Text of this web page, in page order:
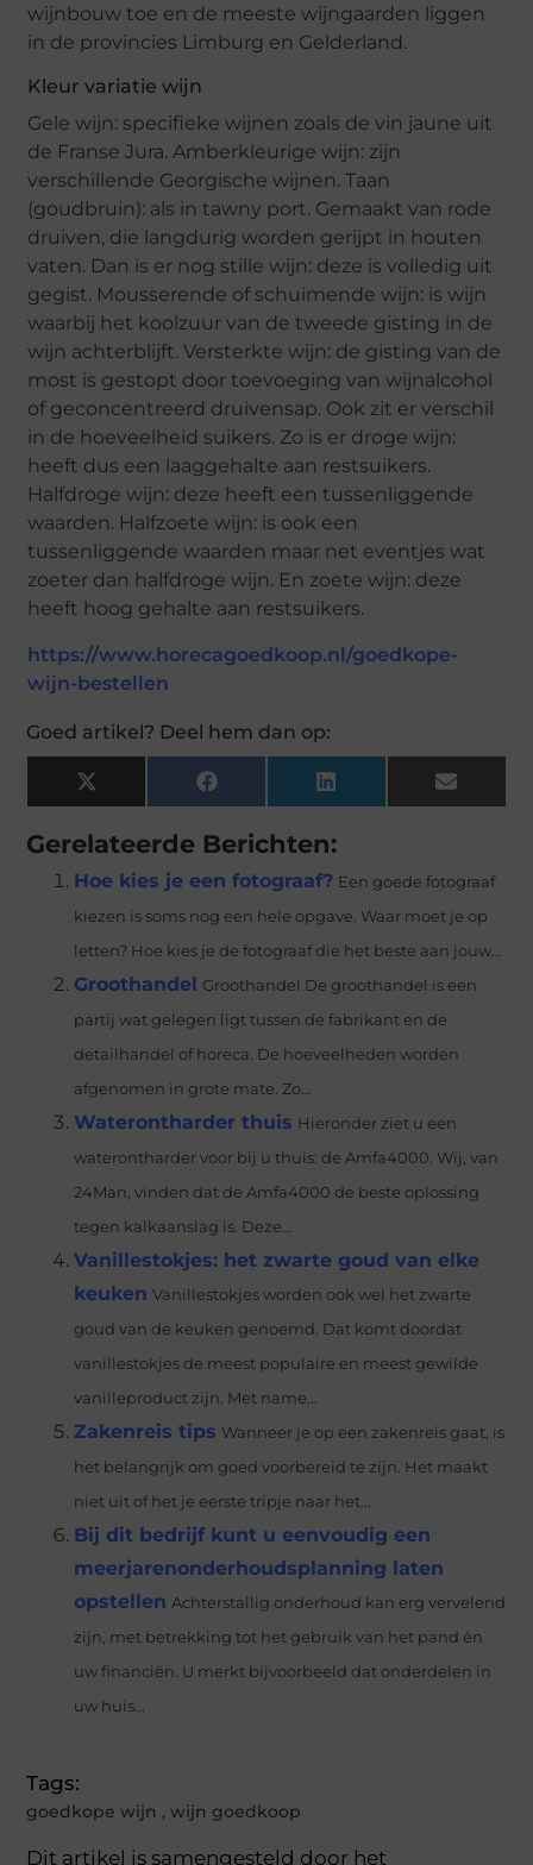
wijnbouw toe en de meeste wijngaarden liggen
in de provincies Limburg en Gelderland.
Kleur variatie wijn
Gele wijn: specifieke wijnen zoals de vin jaune uit
de Franse Jura. Amberkleurige wijn: zijn
verschillende Georgische wijnen. Taan
(goudbruin): als in tawny port. Gemaakt van rode
druiven, die langdurig worden gerijpt in houten
vaten. Dan is er nog stille wijn: deze is volledig uit
gegist. Mousserende of schuimende wijn: is wijn
waarbij het koolzuur van de tweede gisting in de
wijn achterblijft. Versterkte wijn: de gisting van de
most is gestopt door toevoeging van wijnalcohol
of geconcentreerd druivensap. Ook zit er verschil
in de hoeveelheid suikers. Zo is er droge wijn:
heeft dus een laaggehalte aan restsuikers.
Halfdroge wijn: deze heeft een tussenliggende
waarden. Halfzoete wijn: is ook een
tussenliggende waarden maar net eventjes wat
zoeter dan halfdroge wijn. En zoete wijn: deze
heeft hoog gehalte aan restsuikers.
https://www.horecagoedkoop.nl/goedkope-
wijn-bestellen
Goed artikel? Deel hem dan op:
X
(Twitter)
Facebook LinkedIn Email
Gerelateerde Berichten:
Hoe kies je een fotograaf? Een goede fotograaf
kiezen is soms nog een hele opgave. Waar moet je op
letten? Hoe kies je de fotograaf die het beste aan jouw...
Groothandel Groothandel De groothandel is een
partij wat gelegen ligt tussen de fabrikant en de
detailhandel of horeca. De hoeveelheden worden
afgenomen in grote mate. Zo...
Waterontharder thuis Hieronder ziet u een
waterontharder voor bij u thuis: de Amfa4000. Wij, van
24Man, vinden dat de Amfa4000 de beste oplossing
tegen kalkaanslag is. Deze...
Vanillestokjes: het zwarte goud van elke
keuken Vanillestokjes worden ook wel het zwarte
goud van de keuken genoemd. Dat komt doordat
vanillestokjes de meest populaire en meest gewilde
vanilleproduct zijn. Met name...
Zakenreis tips Wanneer je op een zakenreis gaat, is
het belangrijk om goed voorbereid te zijn. Het maakt
niet uit of het je eerste tripje naar het...
Bij dit bedrijf kunt u eenvoudig een
meerjarenonderhoudsplanning laten
opstellen Achterstallig onderhoud kan erg vervelend
zijn, met betrekking tot het gebruik van het pand én
uw financiën. U merkt bijvoorbeeld dat onderdelen in
uw huis...
Tags:
goedkope wijn ,wijn goedkoop
Dit artikel is samengesteld door het